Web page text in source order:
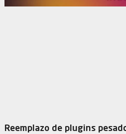
Reemplazo de plugins